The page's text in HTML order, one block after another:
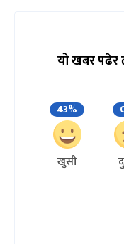
यो खबर पढेर
43%
खुसी